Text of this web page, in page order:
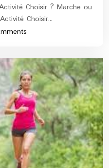
Choisir ? Marche ou
Choisir…